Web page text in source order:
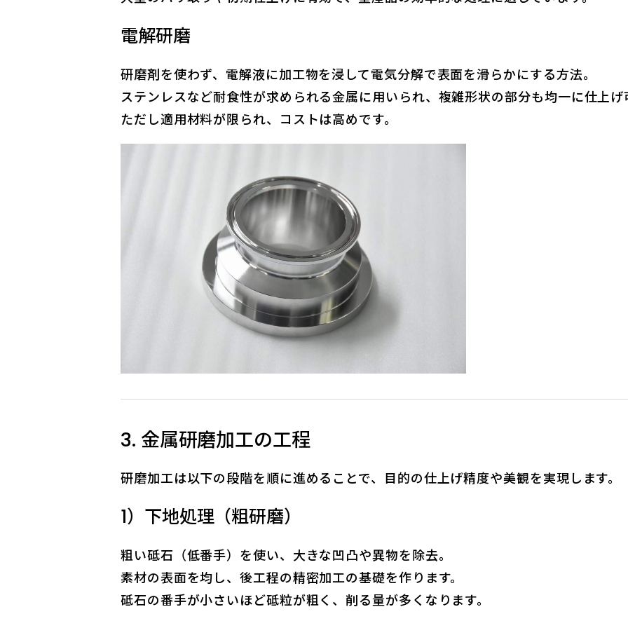
電解研磨
研磨剤を使わず、電解液に加工物を浸して電気分解で表面を滑らかにする方法。
ステンレスなど耐食性が求められる金属に用いられ、複雑形状の部分も均一に仕上げ
ただし適用材料が限られ、コストは高めです。
3. 金属研磨加工の工程
研磨加工は以下の段階を順に進めることで、目的の仕上げ精度や美観を実現します。
1）下地処理（粗研磨）
粗い砥石（低番手）を使い、大きな凹凸や異物を除去。
素材の表面を均し、後工程の精密加工の基礎を作ります。
砥石の番手が小さいほど砥粒が粗く、削る量が多くなります。